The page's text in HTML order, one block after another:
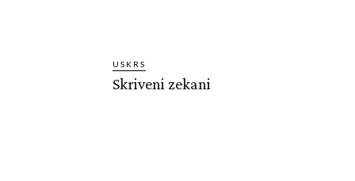
USKRS
Skriveni zekani